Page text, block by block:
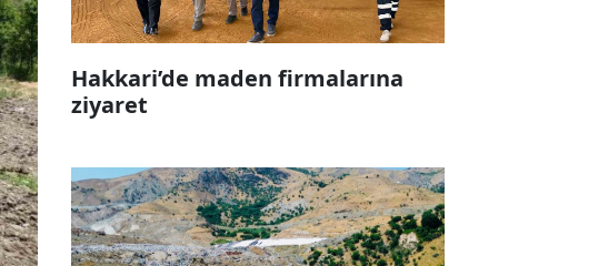
Hakkari’de maden firmalarına
ziyaret